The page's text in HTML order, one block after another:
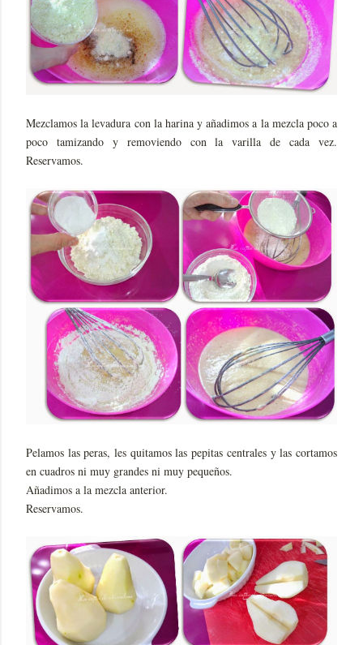
Mezclamos la levadura con la harina y añadimos a la mezcla poco a
poco tamizando y removiendo con la varilla de cada vez.
Reservamos.
Pelamos las peras, les quitamos las pepitas centrales y las cortamos
en cuadros ni muy grandes ni muy pequeños.
Añadimos a la mezcla anterior.
Reservamos.